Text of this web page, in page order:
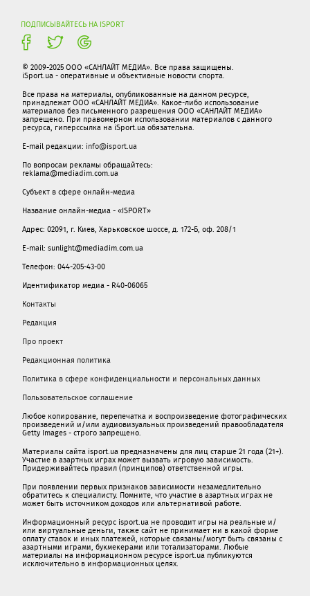
ПОДПИСЫВАЙТЕСЬ НА ISPORT
© 2009-2025 ООО «САНЛАЙТ МЕДИА». Все права защищены.
iSport.ua - оперативные и объективные новости спорта.
Все права на материалы, опубликованные на данном ресурсе,
принадлежат ООО «САНЛАЙТ МЕДИА». Какое-либо использование
материалов без письменного разрешения ООО «САНЛАЙТ МЕДИА»
запрещено. При правомерном использовании материалов с данного
ресурса, гиперссылка на iSport.ua обязательна.
E-mail редакции: info@isport.ua
По вопросам рекламы обращайтесь:
reklama@mediadim.com.ua
Субъект в сфере онлайн-медиа
Название онлайн-медиа - «ISPORT»
Адрес: 02091, г. Киев, Харьковское шоссе, д. 172-Б, оф. 208/1
E-mail: sunlight@mediadim.com.ua
Телефон: 044-205-43-00
Идентификатор медиа - R40-06065
Контакты
Редакция
Про проект
Редакционная политика
Политика в сфере конфиденциальности и персональных данных
Пользовательское соглашение
Любое копирование, перепечатка и воспроизведение фотографических
произведений и/или аудиовизуальных произведений правообладателя
Getty Images - строго запрещено.
Материалы сайта isport.ua предназначены для лиц старше 21 года (21+).
Участие в азартных играх может вызвать игровую зависимость.
Придерживайтесь правил (принципов) ответственной игры.
При появлении первых признаков зависимости незамедлительно
обратитесь к специалисту. Помните, что участие в азартных играх не
может быть источником доходов или альтернативой работе.
Информационный ресурс isport.ua не проводит игры на реальные и/
или виртуальные деньги, также сайт не принимает ни в какой форме
oплaту ставок и иных платежей, которые связаны/могут быть связаны c
азартными игрaми, букмекерами или тотализаторами. Любые
материалы на информационном ресурсе isport.ua публикуютcя
исключительно в информационных целях.